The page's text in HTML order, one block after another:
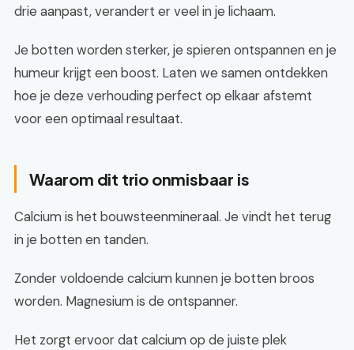
drie aanpast, verandert er veel in je lichaam.
Je botten worden sterker, je spieren ontspannen en je
humeur krijgt een boost. Laten we samen ontdekken
hoe je deze verhouding perfect op elkaar afstemt
voor een optimaal resultaat.
Waarom dit trio onmisbaar is
Calcium is het bouwsteenmineraal. Je vindt het terug
in je botten en tanden.
Zonder voldoende calcium kunnen je botten broos
worden. Magnesium is de ontspanner.
Het zorgt ervoor dat calcium op de juiste plek